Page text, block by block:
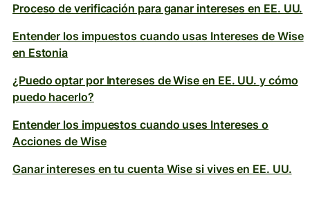
Proceso de verificación para ganar intereses en EE. UU.
Entender los impuestos cuando usas Intereses de Wise
en Estonia
¿Puedo optar por Intereses de Wise en EE. UU. y cómo
puedo hacerlo?
Entender los impuestos cuando uses Intereses o
Acciones de Wise
Ganar intereses en tu cuenta Wise si vives en EE. UU.